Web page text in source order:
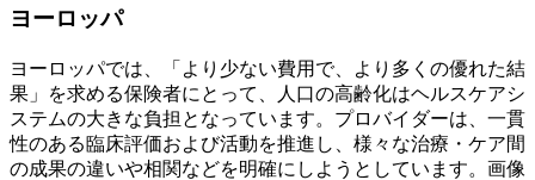
ヨーロッパ
ヨーロッパでは、「より少ない費用で、より多くの優れた結
果」を求める保険者にとって、人口の高齢化はヘルスケアシ
ステムの大きな負担となっています。プロバイダーは、一貫
性のある臨床評価および活動を推進し、様々な治療・ケア間
の成果の違いや相関などを明確にしようとしています。画像